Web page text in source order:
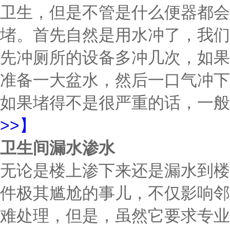
卫生，但是不管是什么便器都
堵。首先自然是用水冲了，我
先冲厕所的设备多冲几次，如
准备一大盆水，然后一口气冲
如果堵得不是很严重的话，一
>>】
卫生间漏水渗水
无论是楼上渗下来还是漏水到
件极其尴尬的事儿，不仅影响
难处理，但是，虽然它要求专